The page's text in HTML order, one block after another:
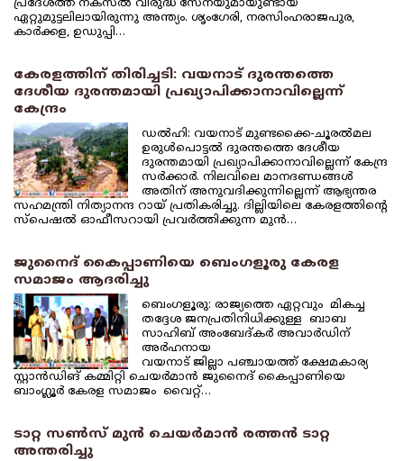
പ്രദേശത്ത് നക്‌സല്‍ വിരുദ്ധ സേനയുമായുണ്ടായ
ഏറ്റുമുട്ടലിലായിരുന്നു അന്ത്യം. ശൃംഗേരി, നരസിംഹരാജപുര,
കാര്‍ക്കള, ഉഡുപ്പി…
കേരളത്തിന് തിരിച്ചടി: വയനാട് ദുരന്തത്തെ
ദേശീയ ദുരന്തമായി പ്രഖ്യാപിക്കാനാവില്ലെന്ന്
കേന്ദ്രം
ഡല്‍ഹി: വയനാട് മുണ്ടക്കൈ-ചൂരല്‍മല
ഉരുള്‍പൊട്ടല്‍ ദുരന്തത്തെ ദേശീയ
ദുരന്തമായി പ്രഖ്യാപിക്കാനാവില്ലെന്ന് കേന്ദ്ര
സര്‍ക്കാര്‍. നിലവിലെ മാനദണ്ഡങ്ങള്‍
അതിന് അനുവദിക്കുന്നില്ലെന്ന് ആഭ്യന്തര
സഹമന്ത്രി നിത്യാനന്ദ റായ് പ്രതികരിച്ചു. ദില്ലിയിലെ കേരളത്തിന്റെ
സ്പെഷല്‍ ഓഫീസറായി പ്രവര്‍ത്തിക്കുന്ന മുന്‍…
ജുനൈദ് കൈപ്പാണിയെ ബെംഗളൂരു കേരള
സമാജം ആദരിച്ചു
ബെംഗളൂരു: രാജ്യത്തെ ഏറ്റവും മികച്ച
തദ്ദേശ ജനപ്രതിനിധിക്കുള്ള ബാബ
സാഹിബ് അംബേദ്കര്‍ അവാര്‍ഡിന്
അര്‍ഹനായ
വയനാട് ജില്ലാ പഞ്ചായത്ത് ക്ഷേമകാര്യ
സ്റ്റാന്‍ഡിങ് കമ്മിറ്റി ചെയര്‍മാന്‍ ജുനൈദ് കൈപ്പാണിയെ
ബാംഗ്ലൂര്‍ കേരള സമാജം വൈറ്റ്…
ടാറ്റ സണ്‍സ് മുന്‍ ചെയര്‍മാന്‍ രത്തന്‍ ടാറ്റ
അന്തരിച്ചു